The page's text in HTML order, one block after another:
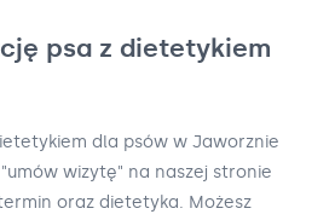
psa z dietetykiem
dla psów w Jaworznie
wizytę" na naszej stronie
oraz dietetyka. Możesz